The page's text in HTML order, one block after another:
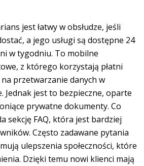
jest łatwy w obsłudze, jeśli
a jego usługi są dostępne 24
w tygodniu. To mobilne
z którego korzystają płatni
przetwarzanie danych w
Jednak jest to bezpieczne, oparte
prywatne dokumenty. Co
sekcję FAQ, która jest bardziej
Często zadawane pytania
ulepszenia społeczności, które
Dzięki temu nowi klienci mają